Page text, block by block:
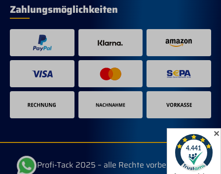
Zahlungsmöglichkeiten
© Profi-Tack 2025 – alle Rechte vorbehalten.
✕